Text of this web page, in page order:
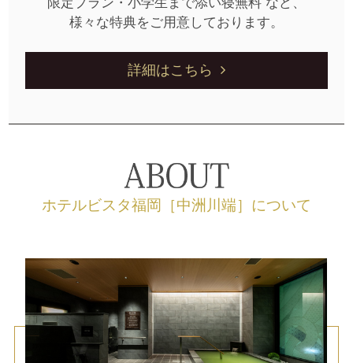
限定プラン・小学生まで添い寝無料 など、
様々な特典をご用意しております。
詳細はこちら
ホテルビスタ福岡［中洲川端］について